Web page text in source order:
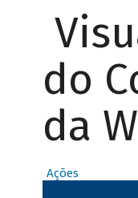
do
da
Ações